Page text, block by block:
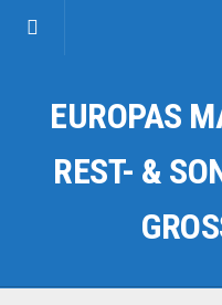
Kategorien
Auto & Motorrad
Fahrzeuge & Transport
EUROPAS
REST- &